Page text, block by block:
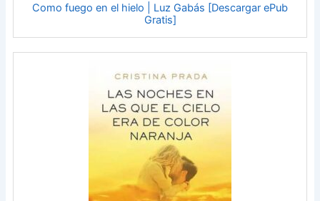
Como fuego en el hielo | Luz Gabás [Descargar ePub
Gratis]